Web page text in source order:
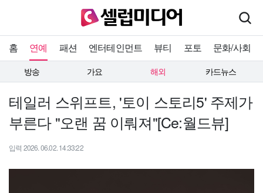
홈 연예 패션 엔터테인먼트 뷰티 포토 문화/사회
방송 가요 해외 카드뉴스
테일러 스위프트, '토이 스토리5' 주제가
부른다 "오랜 꿈 이뤄져"[Ce:월드뷰]
입력 2026. 06.02. 14:33:22